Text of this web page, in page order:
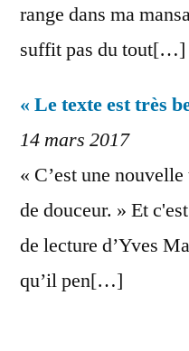
range dans ma
suffit pas du tout[…]
« Le texte est très
14 mars 2017
« C’est une
de douceur. » Et
de lecture d’Yves
qu’il pen[…]